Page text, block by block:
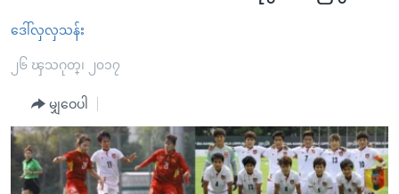
များ
ပင်မ
ကျော်
ကြည့်
နိုင်ငံတကာ
အစ္စရေး-ပါလက်စတိုင်း
ဗွီဒီယို
သတင်းလွတ်လပ်ခွင့်
အင်္ဂလိပ်စာလေ့လာမယ်
အမေရိကန်သုံးအီဒီယံ
မကြေးမုံရဲ့ အင်္ဂလိပ်စာ
အပတ်စဉ်ကဏ္ဍများ
ရေဒီယို
ရေဒီယိုနှင့်ရုပ်သံ အချက်အလက်များ
ဒေါ်လှလှသန်း
၂၆ ၾသဂုတ္၊ ၂၀၁၇
မျှဝေပါ